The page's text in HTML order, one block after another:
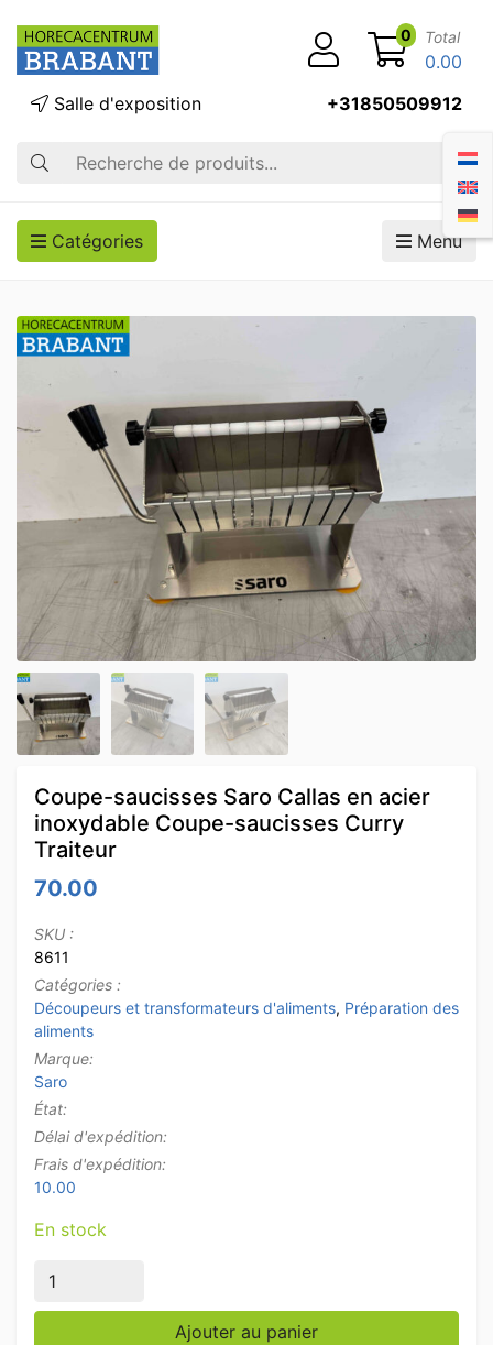
Recherche
Salle d'exposition +31850509912
0 Total
0.00
Catégories Menu
Coupe-saucisses Saro Callas en acier
inoxydable Coupe-saucisses Curry
Traiteur
70.00
SKU :
8611
Catégories :
Découpeurs et transformateurs d'aliments, Préparation des
aliments
Marque:
Saro
État:
Délai d'expédition:
Frais d'expédition:
10.00
En stock
quantité de Coupe-saucisses Saro Callas en acier
Ajouter au panier